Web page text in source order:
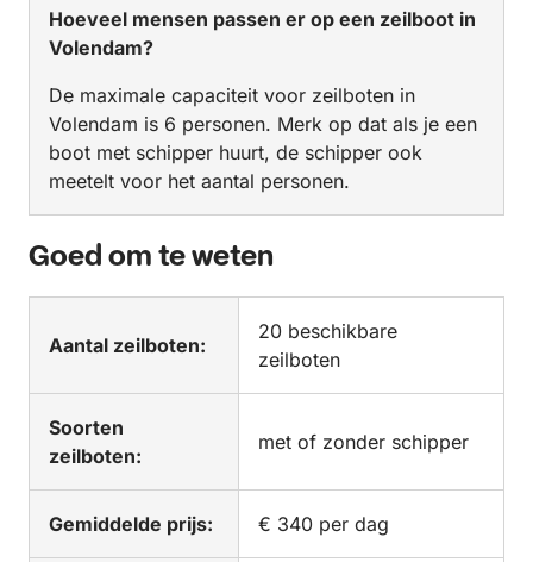
Hoeveel mensen passen er op een zeilboot in
Volendam?
De maximale capaciteit voor zeilboten in
Volendam is 6 personen. Merk op dat als je een
boot met schipper huurt, de schipper ook
meetelt voor het aantal personen.
Goed om te weten
Aantal zeilboten:
20 beschikbare
zeilboten
Soorten
zeilboten:
met of zonder schipper
Gemiddelde prijs: € 340 per dag